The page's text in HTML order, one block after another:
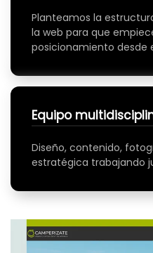
Planteamos la
la web para que
posicionamiento desde
Equipo
Diseño, contenido,
estratégica trabajando